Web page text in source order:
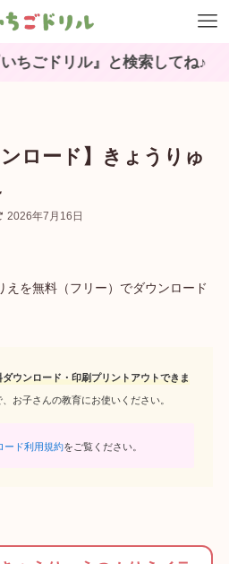
ドリル』と検索してね♪
ンロード】きょうりゅ
2026年7月16日
えを無料（フリー）でダウンロード
ダウンロード・印刷プリントアウトできま
お子さんの教育にお使いください。
ード利用規約をご覧ください。